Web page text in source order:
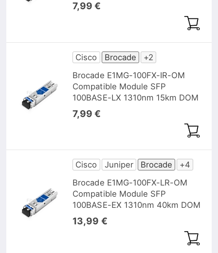
7,99 €
Cisco Brocade
+2
Brocade E1MG-100FX-IR-OM
Compatible Module SFP
100BASE-LX 1310nm 15km DOM
7,99 €
Cisco Juniper Brocade
+4
Brocade E1MG-100FX-LR-OM
Compatible Module SFP
100BASE-EX 1310nm 40km DOM
13,99 €